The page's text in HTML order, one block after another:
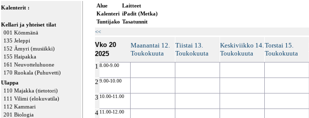
Kalenterit :
Kellari ja yhteiset tilat
001 Kömmänä
135 Jeleppi
152 Ämyri (musiikki)
155 Haipakka
161 Neuvotteluhuone
170 Ruokala (Puhuvetti)
Ulappa
110 Majakka (tietotori)
111 Vilimi (elokuvatila)
112 Kammari
201 Biologia
Alue
Laitteet
Kalenteri iPadit (Metka)
Tuntijako Tasatunnit
<<
Vko 20
2025
Maanantai 12.
Toukokuuta
Tiistai 13.
Toukokuuta
Keskiviikko 14.
Toukokuuta
Torstai 15.
Toukokuuta
1 8.00-9.00
2 9.00-10.00
3 10.00-11.00
4 11.00-12.00